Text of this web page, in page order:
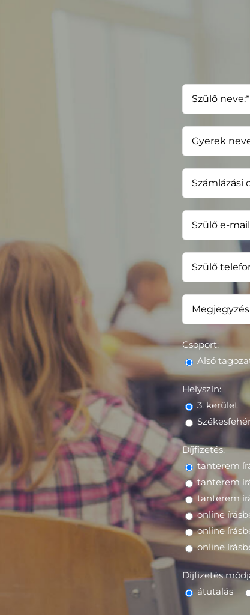
Csoport:
Alsó
Helyszín:
3. kerület
Díjfizetés:
tanterem
tanterem
tanterem
online
online
online
Díjfizetés
átutalás